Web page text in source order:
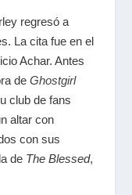
regresó a
La cita fue en el
Achar. Antes
deGhostgirl
club de fans
altar con
con sus
de The Blessed,